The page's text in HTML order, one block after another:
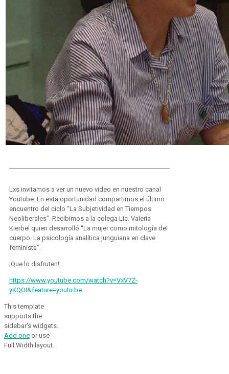
Lxs invitamos a ver un nuevo video en nuestro canal
Youtube. En esta oportunidad compartimos el último
encuentro del ciclo “La Subjetividad en Tiempos
Neoliberales”. Recibimos a la colega Lic. Valeria
Kierbel quien desarrolló “La mujer como mitología del
cuerpo. La psicología analítica junguiana en clave
feminista”.
¡Que lo disfruten!
https://www.youtube.com/watch?v=VxV7Z-
yKQOI&feature=youtu.be
This template
supports the
sidebar's widgets.
Add one or use
Full Width layout.